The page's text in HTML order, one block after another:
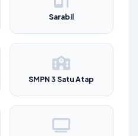
Sarabil
SMPN 3 Satu Atap